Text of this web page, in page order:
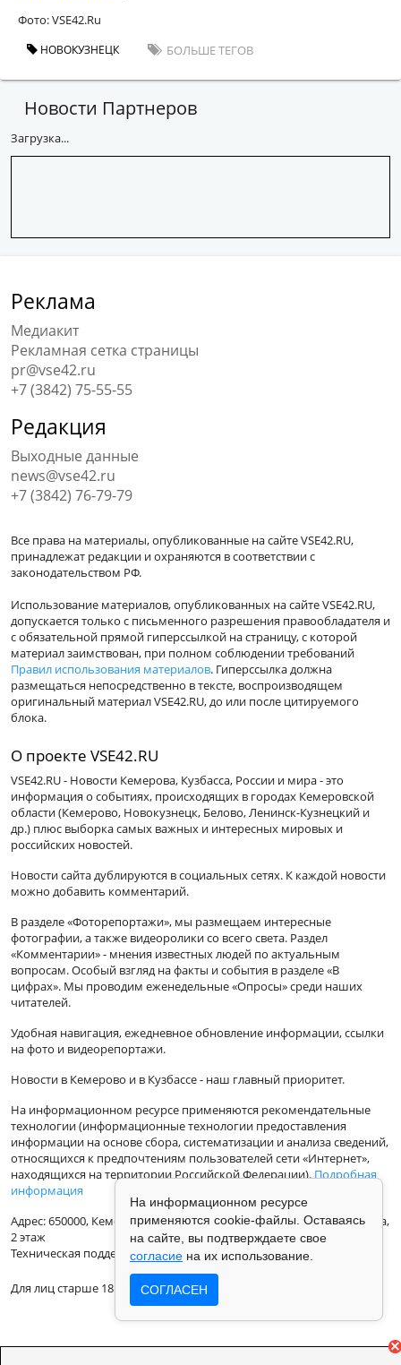
Фото: VSE42.Ru
НОВОКУЗНЕЦК БОЛЬШЕ ТЕГОВ
Новости Партнеров
Загрузка...
Реклама
Медиакит
Рекламная сетка страницы
pr@vse42.ru
+7 (3842) 75-55-55
Редакция
Выходные данные
news@vse42.ru
+7 (3842) 76-79-79
Все права на материалы, опубликованные на сайте VSE42.RU,
принадлежат редакции и охраняются в соответствии с
законодательством РФ.
Использование материалов, опубликованных на сайте VSE42.RU,
допускается только с письменного разрешения правообладателя и
с обязательной прямой гиперссылкой на страницу, с которой
материал заимствован, при полном соблюдении требований
Правил использования материалов. Гиперссылка должна
размещаться непосредственно в тексте, воспроизводящем
оригинальный материал VSE42.RU, до или после цитируемого
блока.
О проекте VSE42.RU
VSE42.RU - Новости Кемерова, Кузбасса, России и мира - это
информация о событиях, происходящих в городах Кемеровской
области (Кемерово, Новокузнецк, Белово, Ленинск-Кузнецкий и
др.) плюс выборка самых важных и интересных мировых и
российских новостей.
Новости сайта дублируются в социальных сетях. К каждой новости
можно добавить комментарий.
В разделе «Фоторепортажи», мы размещаем интересные
фотографии, а также видеоролики со всего света. Раздел
«Комментарии» - мнения известных людей по актуальным
вопросам. Особый взгляд на факты и события в разделе «В
цифрах». Мы проводим еженедельные «Опросы» среди наших
читателей.
Удобная навигация, ежедневное обновление информации, ссылки
на фото и видеорепортажи.
Новости в Кемерово и в Кузбассе - наш главный приоритет.
На информационном ресурсе применяются рекомендательные
технологии (информационные технологии предоставления
информации на основе сбора, систематизации и анализа сведений,
относящихся к предпочтениям пользователей сети «Интернет»,
находящихся на территории Российской Федерации).Подробная
информация
Адрес: 650000, Кемеровская Область, г.Кемерово, ул.Кузбасская 33а,
2 этаж
Техническая поддержка: support@vse42.ru
Для лиц старше 18 лет.
На информационном ресурсе
применяются cookie-файлы. Оставаясь
на сайте, вы подтверждаете свое
согласие на их использование.
СОГЛАСЕН